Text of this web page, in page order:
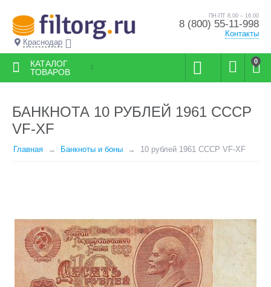
Краснодар
ПН-ПТ 8.00 – 16.00
8 (800) 55-11-998
Контакты
0
КАТАЛОГ
ТОВАРОВ
БАНКНОТА 10 РУБЛЕЙ 1961 СССР
VF-XF
Главная Банкноты и боны 10 рублей 1961 СССР VF-XF